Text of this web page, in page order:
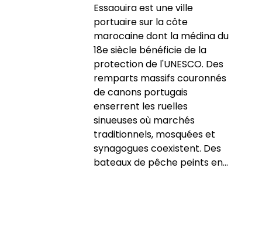
Essaouira est une ville
portuaire sur la côte
marocaine dont la médina du
18e siècle bénéficie de la
protection de l'UNESCO. Des
remparts massifs couronnés
de canons portugais
enserrent les ruelles
sinueuses où marchés
traditionnels, mosquées et
synagogues coexistent. Des
bateaux de pêche peints en...